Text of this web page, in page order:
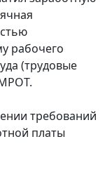
рабочего
(трудовые
требований
платы